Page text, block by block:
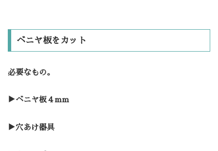
ベニヤ板をカット
必要なもの。
▶︎ベニヤ板４mm
▶︎穴あけ器具